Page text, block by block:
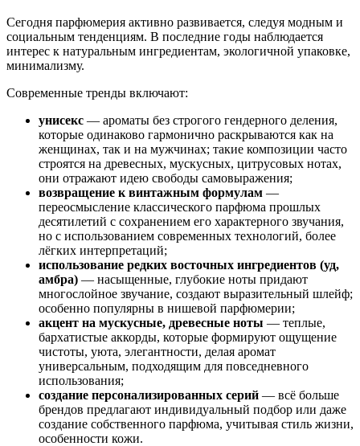
Сегодня парфюмерия активно развивается, следуя модным и
социальным тенденциям. В последние годы наблюдается
интерес к натуральным ингредиентам, экологичной упаковке,
минимализму.
Современные тренды включают:
унисекс — ароматы без строгого гендерного деления,
которые одинаково гармонично раскрываются как на
женщинах, так и на мужчинах; такие композиции часто
строятся на древесных, мускусных, цитрусовых нотах,
они отражают идею свободы самовыражения;
возвращение к винтажным формулам —
переосмысление классического парфюма прошлых
десятилетий с сохранением его характерного звучания,
но с использованием современных технологий, более
лёгких интерпретаций;
использование редких восточных ингредиентов (уд,
амбра) — насыщенные, глубокие ноты придают
многослойное звучание, создают выразительный шлейф;
особенно популярны в нишевой парфюмерии;
акцент на мускусные, древесные ноты — теплые,
бархатистые аккорды, которые формируют ощущение
чистоты, уюта, элегантности, делая аромат
универсальным, подходящим для повседневного
использования;
создание персонализированных серий — всё больше
брендов предлагают индивидуальный подбор или даже
создание собственного парфюма, учитывая стиль жизни,
особенности кожи.